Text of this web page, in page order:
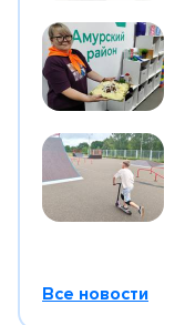
Все новости